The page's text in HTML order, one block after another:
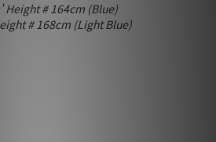
Height # 164cm (Blue)
# 168cm (Light Blue)